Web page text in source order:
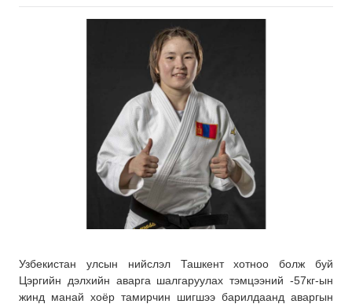
Узбекистан улсын нийслэл Ташкент хотноо болж буй
Цэргийн дэлхийн аварга шалгаруулах тэмцээний -57кг-ын
жинд манай хоёр тамирчин шигшээ барилдаанд аваргын